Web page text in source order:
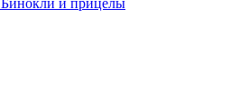
Бинокли и прицелы